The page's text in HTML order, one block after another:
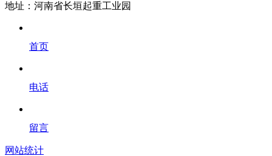
地址：河南省长垣起重工业园
首页
电话
留言
网站统计